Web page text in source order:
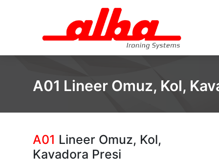
A01 Lineer Omuz, Kol,
A01 Lineer Omuz, Kol,
Kavadora Presi